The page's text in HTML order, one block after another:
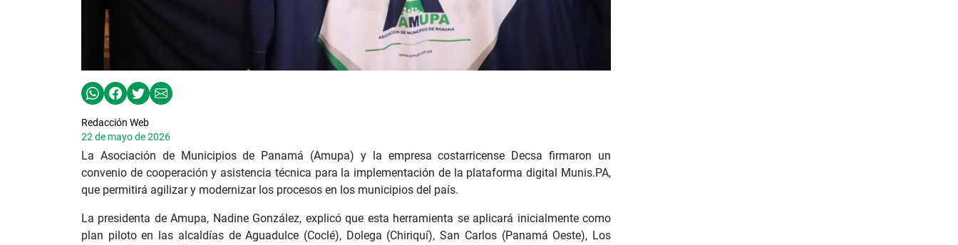
Redacción Web
22 de mayo de 2026
La Asociación de Municipios de Panamá (Amupa) y la empresa costarricense Decsa firmaron un
convenio de cooperación y asistencia técnica para la implementación de la plataforma digital Munis.PA,
que permitirá agilizar y modernizar los procesos en los municipios del país.
La presidenta de Amupa, Nadine González, explicó que esta herramienta se aplicará inicialmente como
plan piloto en las alcaldías de Aguadulce (Coclé), Dolega (Chiriquí), San Carlos (Panamá Oeste), Los